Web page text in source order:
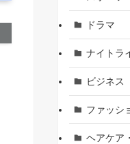
ドラマ
ナイトラ
ビジネス
ファッシ
ヘアケア